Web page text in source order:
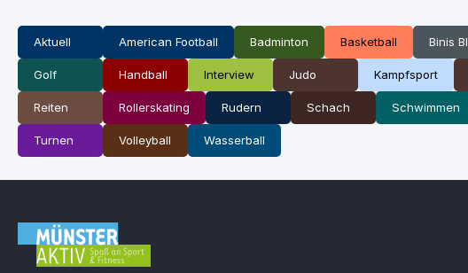
Aktuell American Football Badminton Basketball Binis
Golf Handball Interview Judo Kampfsport
Reiten Rollerskating Rudern Schach Schwimmen
Turnen Volleyball Wasserball